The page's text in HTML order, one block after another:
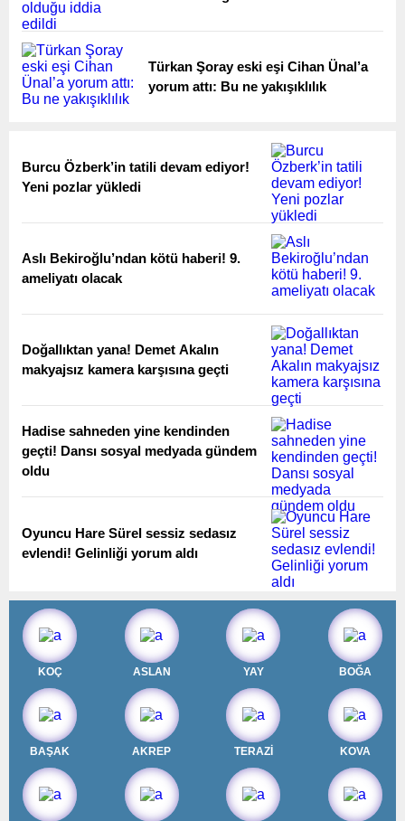
Türkan Şoray eski eşi Cihan Ünal’a
yorum attı: Bu ne yakışıklılık
Burcu Özberk’in tatili devam ediyor!
Yeni pozlar yükledi
Aslı Bekiroğlu’ndan kötü haberi! 9.
ameliyatı olacak
Doğallıktan yana! Demet Akalın
makyajsız kamera karşısına geçti
Hadise sahneden yine kendinden
geçti! Dansı sosyal medyada gündem
oldu
Oyuncu Hare Sürel sessiz sedasız
evlendi! Gelinliği yorum aldı
KOÇ ASLAN YAY BOĞA
BAŞAK AKREP TERAZİ KOVA